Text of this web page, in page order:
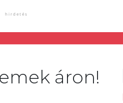
áron!